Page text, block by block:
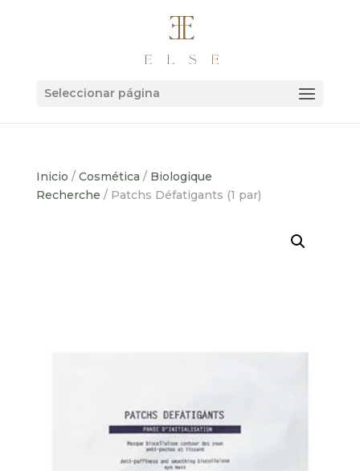
Seleccionar página
Inicio / Cosmética / Biologique
Recherche / Patchs Défatigants (1 par)